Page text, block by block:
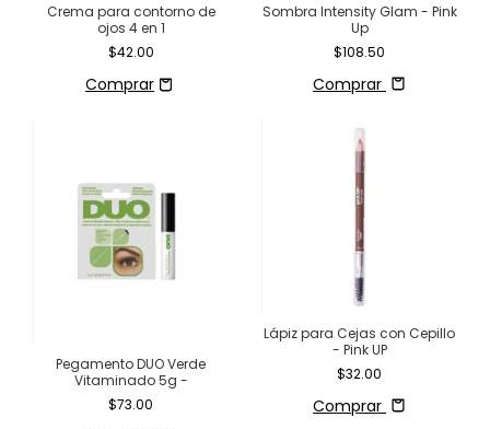
Crema para contorno de
ojos 4 en 1
$42.00
Sombra Intensity Glam - Pink
Up
$108.50
Comprar
Pegamento DUO Verde
Vitaminado 5g -
$73.00
Lápiz para Cejas con Cepillo
- Pink UP
$32.00
Comprar